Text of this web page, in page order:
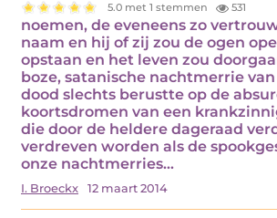
5.0 met 1 stemmen 531
noemen, de eveneens zo
naam en hij of zij zou de ogen
opstaan en het leven zou
boze, satanische nachtmerrie
dood slechts berustte op de
koortsdromen van een
die door de heldere dageraad
verdreven worden als de
onze nachtmerries…
I. Broeckx 12 maart 2014